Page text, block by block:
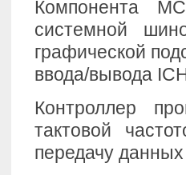
Компонента
системной
графической
ввода/вывода
Контроллер
тактовой
передачу